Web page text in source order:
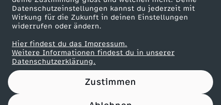
Datenschutzeinstellungen kannst du jederzeit mit
Wirkung für die Zukunft in deinen Einstellungen
widerrufen oder ändern.
Hier findest du das Impressum.
Weitere Informationen findest du in unserer
Datenschutzerklärung.
Zustimmen
e
c
h
Partner